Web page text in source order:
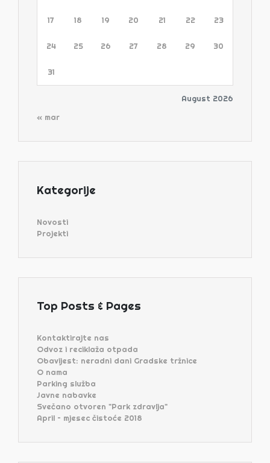
August 2026
17 18 19 20 21 22 23
24 25 26 27 28 29 30
31
« mar
Kategorije
Novosti
Projekti
Top Posts & Pages
Kontaktirajte nas
Odvoz i reciklaža otpada
Obavijest: neradni dani Gradske tržnice
O nama
Parking služba
Javne nabavke
Svečano otvoren "Park zdravlja"
April – mjesec čistoće 2018